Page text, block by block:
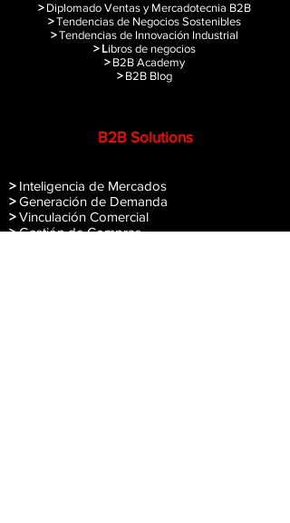
> Diplomado Ventas y Mercadotecnia B2B
>Tendencias de Negocios Sostenibles
>Tendencias de Innovación Industrial
> Libros de negocios
>B2B Academy
>B2B Blog
B2B Solutions
>Inteligencia de Mercados
>Generación de Demanda
>Vinculación Comercial
>Gestión de Compras